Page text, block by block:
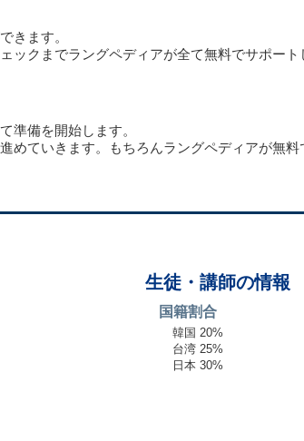
きます。
クまでラングペディアが全て無料でサポート
準備を開始します。
ていきます。もちろんラングペディアが無料
生徒・講師の情報
国籍割合
韓国 20%
台湾 25%
日本 30%